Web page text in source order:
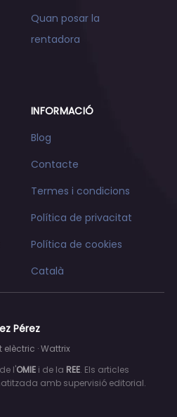
Quan posar la
rentadora
INFORMACIÓ
Blog
Contacte
Termes i condicions
Política de privacitat
Política de cookies
Català
Pérez
· Wattrix
l'OMIEi de la REE. Els articles
amb supervisió editorial.